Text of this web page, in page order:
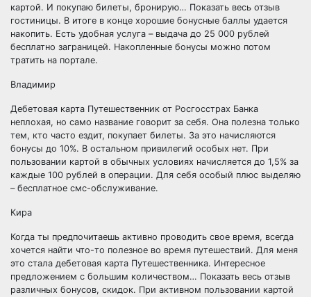
картой. И покупаю билеты, бронирую… Показать весь отзыв
гостиницы. В итоге в конце хорошие бонусные баллы удается
накопить. Есть удобная услуга – выдача до 25 000 рублей
бесплатно заграницей. Накопленные бонусы можно потом
тратить на портале.
Владимир
Дебетовая карта Путешественник от Росгосстрах Банка
неплохая, но само название говорит за себя. Она полезна только
тем, кто часто ездит, покупает билеты. За это начисляются
бонусы до 10%. В остальном привилегий особых нет. При
пользовании картой в обычных условиях начисляется до 1,5% за
каждые 100 рублей в операции. Для себя особый плюс выделяю
– бесплатное смс-обслуживание.
Кира
Когда ты предпочитаешь активно проводить свое время, всегда
хочется найти что-то полезное во время путешествий. Для меня
это стала дебетовая карта Путешественника. Интересное
предложением с большим количеством… Показать весь отзыв
различных бонусов, скидок. При активном пользовании картой